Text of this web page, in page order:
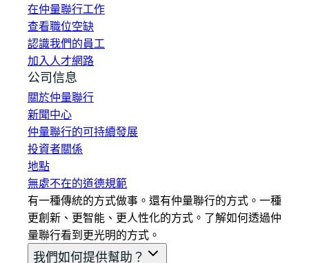
在仲量聯行工作
查看職位空缺
認識我們的員工
加入人才網路
公司信息
關於仲量聯行
新聞中心
仲量聯行的可持續發展
投資者關係
地點
無處不在的道德規範
有一種傳統的方式做事。還有仲量聯行的方式。一種
更創新、更智能、更人性化的方式。了解如何透過仲
量聯行看到更光明的方式。
我們如何提供幫助？